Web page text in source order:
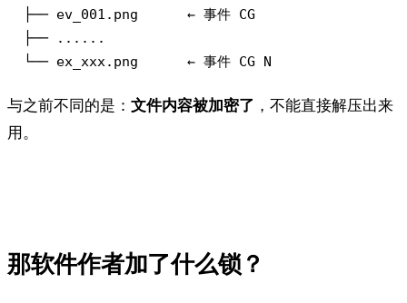
  ├── ev_001.png      ← 事件 CG
  ├── ......
与之前不同的是： 文件内容被加密了 ，不能直接解压出来
用。
那软件作者加了什么锁？